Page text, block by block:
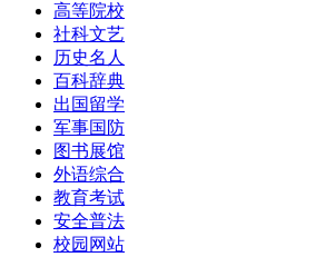
高等院校
社科文艺
历史名人
百科辞典
出国留学
军事国防
图书展馆
外语综合
教育考试
安全普法
校园网站